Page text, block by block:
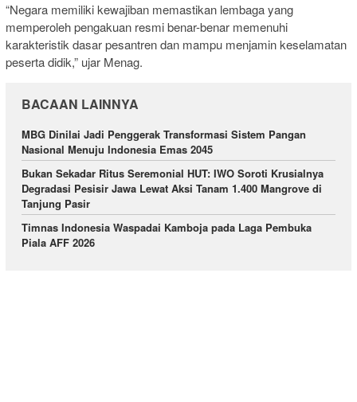
“Negara memiliki kewajiban memastikan lembaga yang
memperoleh pengakuan resmi benar-benar memenuhi
karakteristik dasar pesantren dan mampu menjamin keselamatan
peserta didik,” ujar Menag.
BACAAN LAINNYA
MBG Dinilai Jadi Penggerak Transformasi Sistem Pangan
Nasional Menuju Indonesia Emas 2045
Bukan Sekadar Ritus Seremonial HUT: IWO Soroti Krusialnya
Degradasi Pesisir Jawa Lewat Aksi Tanam 1.400 Mangrove di
Tanjung Pasir
Timnas Indonesia Waspadai Kamboja pada Laga Pembuka
Piala AFF 2026